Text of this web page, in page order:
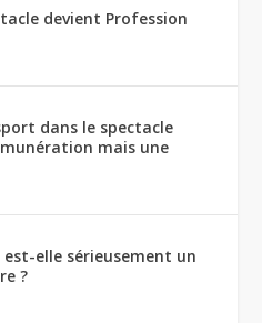
devient Profession
dans le spectacle
mais une
elle sérieusement un
?